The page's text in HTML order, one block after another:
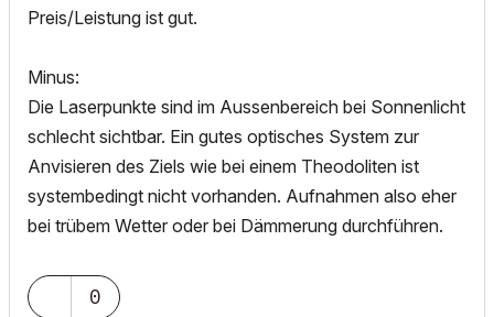
Preis/Leistung ist gut.
Minus:
Die Laserpunkte sind im Aussenbereich bei Sonnenlicht
schlecht sichtbar. Ein gutes optisches System zur
Anvisieren des Ziels wie bei einem Theodoliten ist
systembedingt nicht vorhanden. Aufnahmen also eher
bei trübem Wetter oder bei Dämmerung durchführen.
0